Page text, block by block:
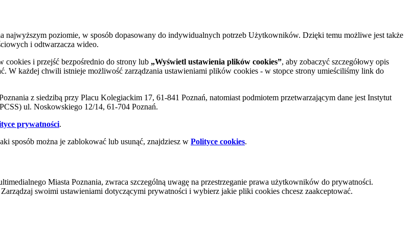
najwyższym poziomie, w sposób dopasowany do indywidualnych potrzeb Użytkowników. Dzięki temu możliwe jest także
i odtwarzacza wideo.
i przejść bezpośrednio do strony lub „Wyświetl ustawienia plików cookies”, aby zobaczyć szczegółowy opis
W każdej chwili istnieje możliwość zarządzania ustawieniami plików cookies - w stopce strony umieściliśmy link do
z siedzibą przy Placu Kolegiackim 17, 61-841 Poznań, natomiast podmiotem przetwarzającym dane jest Instytut
ul. Noskowskiego 12/14, 61-704 Poznań.
prywatności.
sposób można je zablokować lub usunąć, znajdziesz w Polityce cookies.
Miasta Poznania, zwraca szczególną uwagę na przestrzeganie prawa użytkowników do prywatności.
swoimi ustawieniami dotyczącymi prywatności i wybierz jakie pliki cookies chcesz zaakceptować.